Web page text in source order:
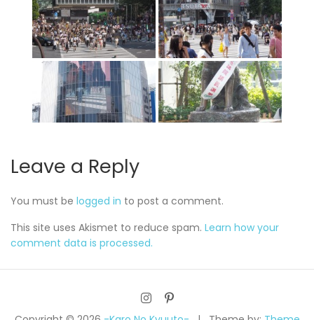
Leave a Reply
You must be logged in to post a comment.
This site uses Akismet to reduce spam. Learn how your
comment data is processed.